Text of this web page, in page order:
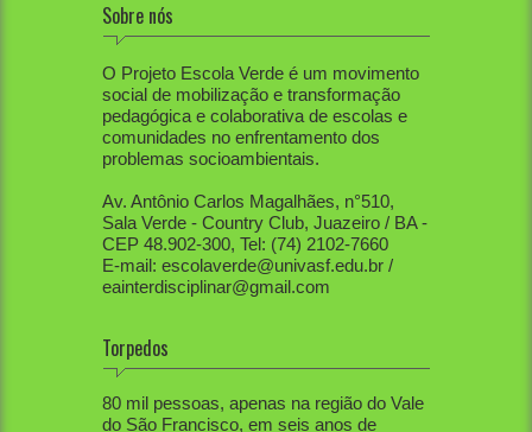
Sobre nós
O Projeto Escola Verde é um movimento
social de mobilização e transformação
pedagógica e colaborativa de escolas e
comunidades no enfrentamento dos
problemas socioambientais.
Av. Antônio Carlos Magalhães, n°510,
Sala Verde - Country Club, Juazeiro / BA -
CEP 48.902-300, Tel: (74) 2102-7660
E-mail: escolaverde@univasf.edu.br /
eainterdisciplinar@gmail.com
Torpedos
1. PEV já mobilizou diretamente mais de
80 mil pessoas, apenas na região do Vale
do São Francisco, em seis anos de